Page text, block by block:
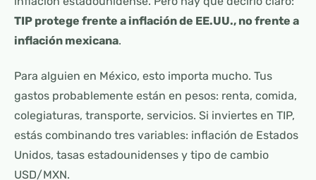
TIP protege frente a inflación de EE.UU., no frente a
inflación mexicana.
Para alguien en México, esto importa mucho. Tus
gastos probablemente están en pesos: renta, comida,
colegiaturas, transporte, servicios. Si inviertes en TIP,
estás combinando tres variables: inflación de Estados
Unidos, tasas estadounidenses y tipo de cambio
USD/MXN.